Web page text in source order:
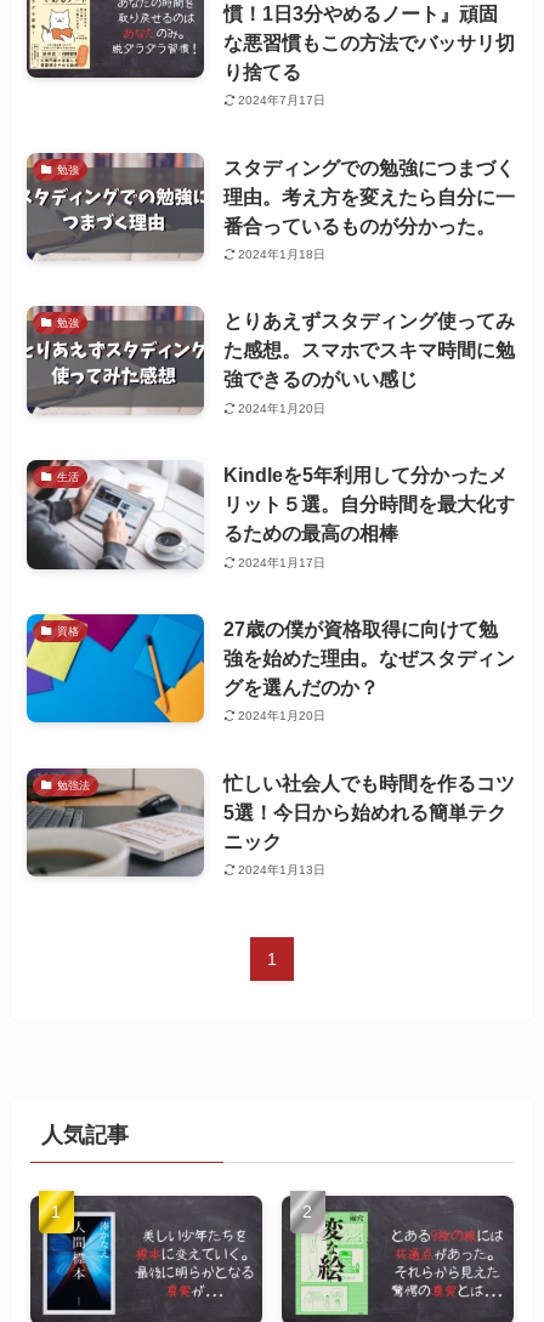
慣！1日3分やめるノート』頑固
な悪習慣もこの方法でバッサリ切
り捨てる
2024年7月17日
勉強
スタディングでの勉強につまづく
理由。考え方を変えたら自分に一
番合っているものが分かった。
2024年1月18日
勉強
とりあえずスタディング使ってみ
た感想。スマホでスキマ時間に勉
強できるのがいい感じ
2024年1月20日
生活
Kindleを5年利用して分かったメ
リット５選。自分時間を最大化す
るための最高の相棒
2024年1月17日
資格
27歳の僕が資格取得に向けて勉
強を始めた理由。なぜスタディン
グを選んだのか？
2024年1月20日
勉強法
忙しい社会人でも時間を作るコツ
5選！今日から始めれる簡単テク
ニック
2024年1月13日
1
人気記事